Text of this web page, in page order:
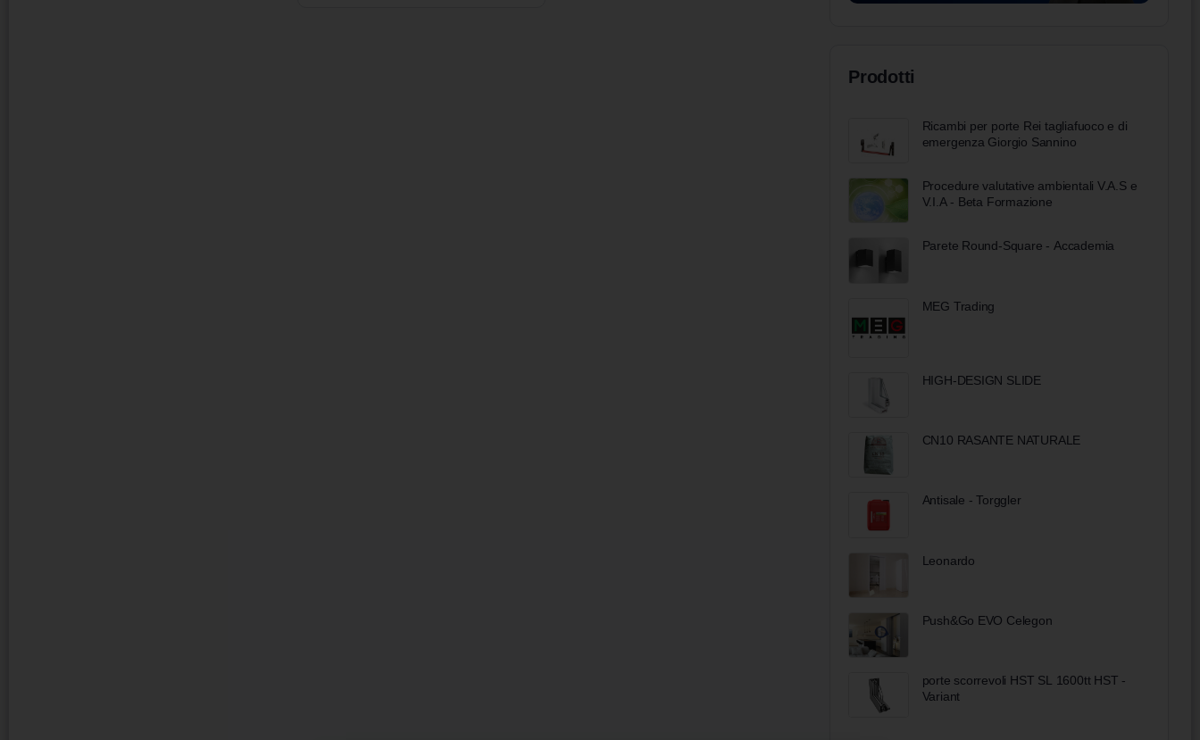
Prodotti
Ricambi per porte Rei tagliafuoco e di
emergenza Giorgio Sannino
Procedure valutative ambientali V.A.S e
V.I.A - Beta Formazione
Parete Round-Square - Accademia
MEG Trading
HIGH-DESIGN SLIDE
CN10 RASANTE NATURALE
Antisale - Torggler
Leonardo
Push&Go EVO Celegon
porte scorrevoli HST SL 1600tt HST -
Variant